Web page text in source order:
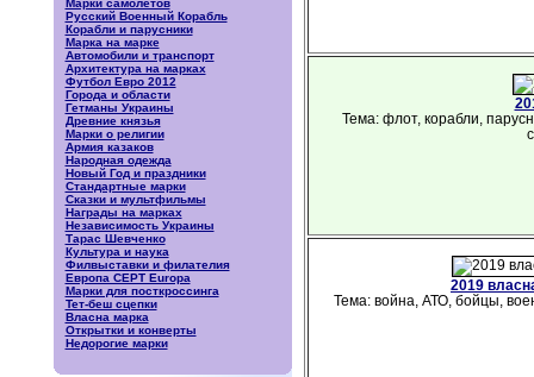
Марки самолетов
Русский Военный Корабль
Корабли и парусники
Марка на марке
Автомобили и транспорт
Архитектура на марках
Футбол Евро 2012
Города и области
Гетманы Украины
Древние князья
Марки о религии
Армия казаков
Народная одежда
Новый Год и праздники
Стандартные марки
Сказки и мультфильмы
Награды на марках
Независимость Украины
Тарас Шевченко
Культура и наука
Филвыставки и филателия
Европа CEPT Europa
Марки для посткроссинга
Тет-беш сцепки
Власна марка
Открытки и конверты
Недорогие марки
Тема: флот, корабли,
2019
Тема: война, АТО, бойцы,